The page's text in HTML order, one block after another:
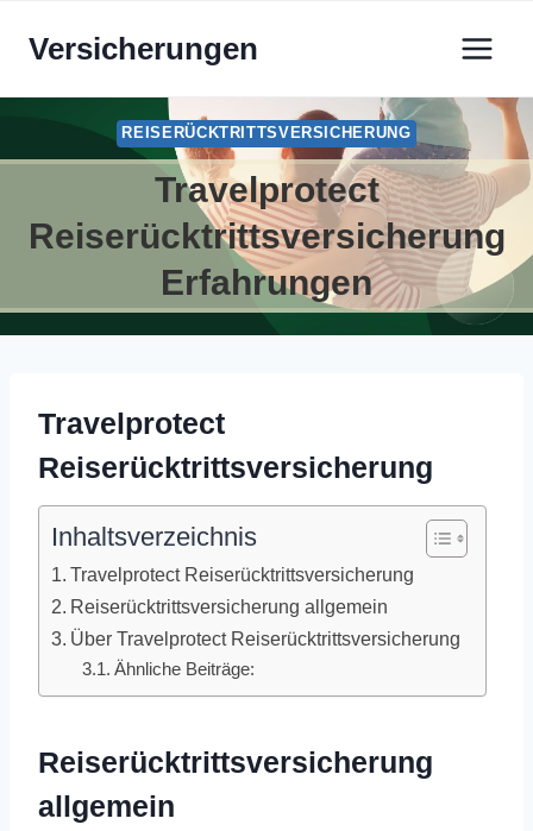
InhaltVersicherungen
REISERÜCKTRITTSVERSICHERUNG
Travelprotect
Reiserücktrittsversicherung
Erfahrungen
Travelprotect
Reiserücktrittsversicherung
Inhaltsverzeichnis
Travelprotect Reiserücktrittsversicherung
Reiserücktrittsversicherung allgemein
Über Travelprotect Reiserücktrittsversicherung
Ähnliche Beiträge:
Reiserücktrittsversicherung
allgemein